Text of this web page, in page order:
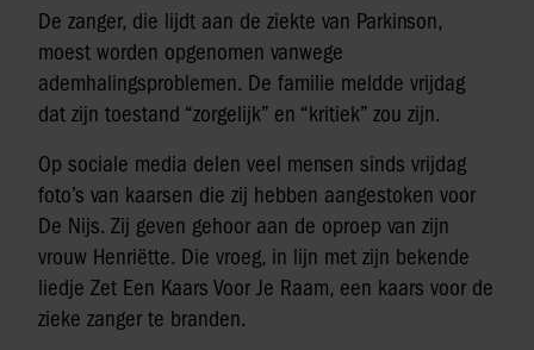
De zanger, die lijdt aan de ziekte van Parkinson,
moest worden opgenomen vanwege
ademhalingsproblemen. De familie meldde vrijdag
dat zijn toestand “zorgelijk” en “kritiek” zou zijn.
Op sociale media delen veel mensen sinds vrijdag
foto’s van kaarsen die zij hebben aangestoken voor
De Nijs. Zij geven gehoor aan de oproep van zijn
vrouw Henriëtte. Die vroeg, in lijn met zijn bekende
liedje Zet Een Kaars Voor Je Raam, een kaars voor de
zieke zanger te branden.